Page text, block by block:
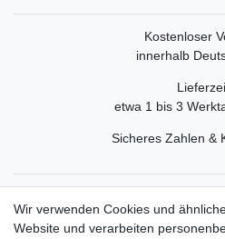
Kostenloser
innerhalb
etwa 1 bis 3
Sicheres Zahlen &
Wir verwenden Cookies und
Website und verarbeiten